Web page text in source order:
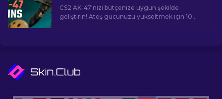
CS2 AK-47'nizi bütçenize uygun şekilde
geliştirin! Ateş gücünüzü yükseltmek için 10